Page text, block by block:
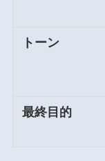
トーン
最終目的